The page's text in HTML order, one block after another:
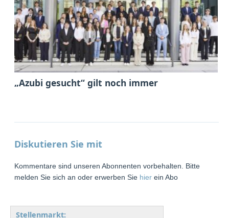
„Azubi gesucht“ gilt noch immer
Diskutieren Sie mit
Kommentare sind unseren Abonnenten vorbehalten. Bitte
melden Sie sich an oder erwerben Sie hier ein Abo
Stellenmarkt: